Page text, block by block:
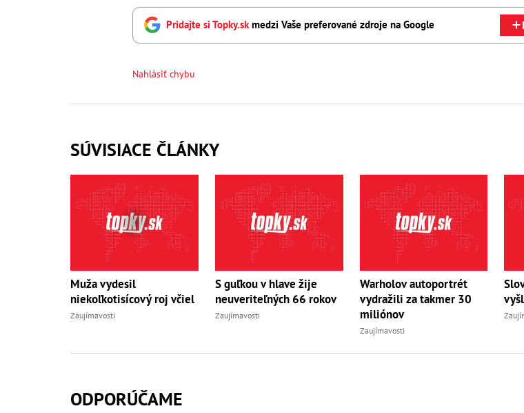
Pridajte si Topky.skmedzi Vaše preferované zdroje na Google
Nahlásiť chybu
SÚVISIACE ČLÁNKY
Muža vydesil
niekoľkotisícový roj včiel
Zaujímavosti
S guľkou v hlave žije
neuveriteľných 66 rokov
Zaujímavosti
Warholov autoportrét
vydražili za takmer 30
miliónov
Zaujímavosti
ODPORÚČAME